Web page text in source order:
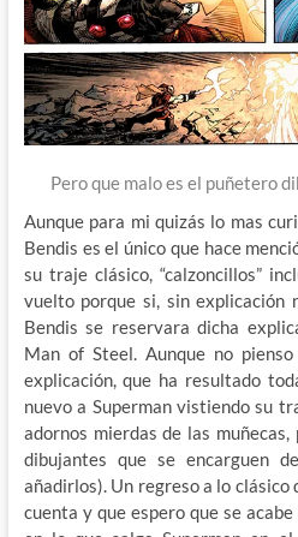
Pero que malo es el puñetero
Aunque para mi quizás lo mas
Bendis es el único que hace
su traje clásico, “calzoncillos”
vuelto porque si, sin explicación
Bendis se reservara dicha
Man of Steel. Aunque no
explicación, que ha resultado
nuevo a Superman vistiendo su
adornos mierdas de las
dibujantes que se encarguen
añadirlos). Un regreso a lo clásico
cuenta y que espero que se